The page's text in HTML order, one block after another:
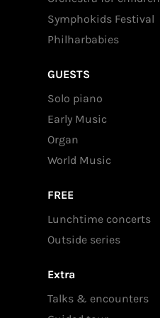
Symphokids Festival
Philharbabies
GUESTS
Solo piano
Early Music
Organ
World Music
FREE
Lunchtime concerts
Outside series
Extra
Talks & encounters